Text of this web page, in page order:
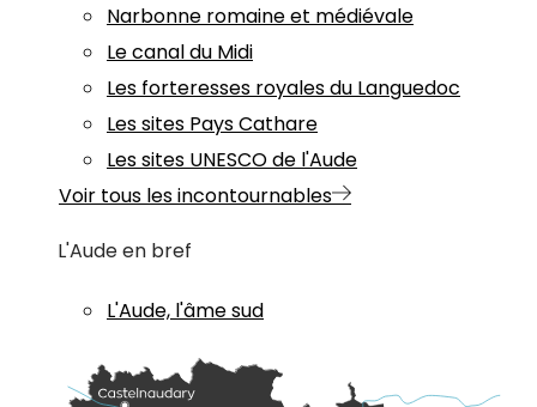
Narbonne romaine et médiévale
Le canal du Midi
Les forteresses royales du Languedoc
Les sites Pays Cathare
Les sites UNESCO de l'Aude
Voir tous les incontournables
L'Aude en bref
L'Aude, l'âme sud